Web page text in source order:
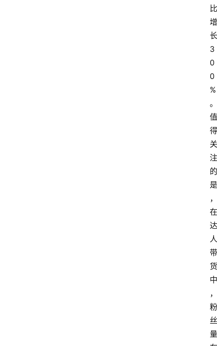
比
增
长
3
0
0
%
。
值
得
关
注
的
是
，
在
达
人
带
货
中
，
粉
丝
量